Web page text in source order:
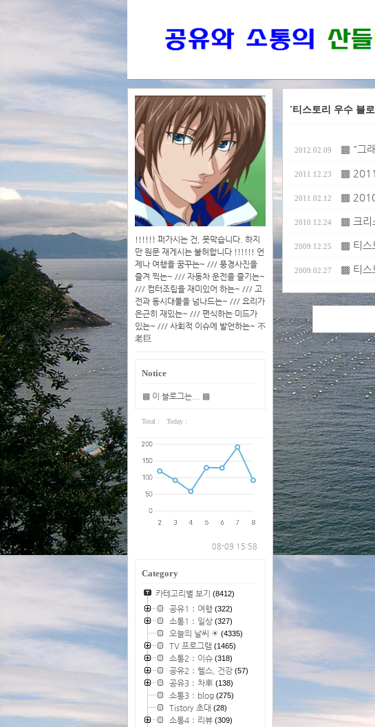
!!!!!! 퍼가시는 건, 못막습니다. 하지
만 원문 재게시는 불허합니다 !!!!!! 언
제나 여행을 꿈꾸는~ /// 풍경사진을
즐겨 찍는~ /// 자동차 운전을 즐기는~
/// 컴터조립을 재미있어 하는~ /// 고
전과 동시대물을 넘나드는~ /// 요리가
은근히 재밌는~ /// 편식하는 미드가
있는~ /// 사회적 이슈에 발언하는~ 不
老巨
Notice
▩ 이 블로그는... ▩
Total : Today :
08-09 15:58
Category
카테고리별 보기 (8412)
공유1：여행 (322)
소통1：일상(327)
오늘의 날씨 ☀ (4335)
TV 프로그램 (1465)
소통2：이슈(318)
공유2：헬스, 건강(57)
공유3：차車(138)
소통3：blog(275)
Tistory 초대 (28)
소통4：리뷰(309)
'티스토리 우수 블
2012.02.09 ▩ "그
2011.12.23 ▩ 2011
2011.02.12 ▩ 2010
2010.12.24 ▩ 크리
2009.12.25 ▩ 티스
2009.02.27 ▩ 티스